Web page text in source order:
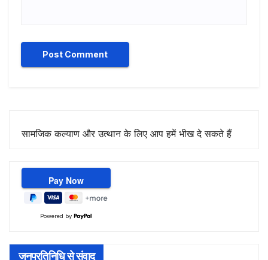
सामजिक कल्याण और उत्थान के लिए आप हमें भीख दे सकते हैं
Powered by
जनप्रतिनिधि से संवाद